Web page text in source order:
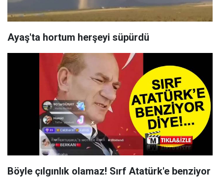
Ayaş'ta hortum herşeyi süpürdü
Böyle çılgınlık olamaz! Sırf Atatürk'e benziyor